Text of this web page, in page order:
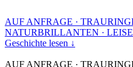
AUF ANFRAGE ·
NATURBRILLANTEN · LEISE
Geschichte lesen ↓
AUF ANFRAGE ·